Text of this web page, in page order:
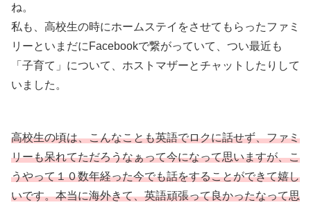
ね。
私も、高校生の時にホームステイをさせてもらったファミ
リーといまだにFacebookで繋がっていて、つい最近も
「子育て」について、ホストマザーとチャットしたりして
いました。
高校生の頃は、こんなことも英語でロクに話せず、ファミ
リーも呆れてただろうなぁって今になって思いますが、こ
うやって１０数年経った今でも話をすることができて嬉し
いです。本当に海外きて、英語頑張って良かったなって思